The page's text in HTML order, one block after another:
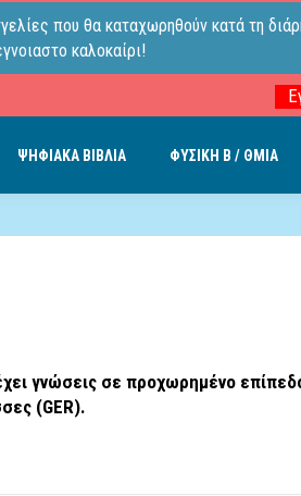
που θα καταχωρηθούν κατά τη
καλοκαίρι!
ΨΗΦΙΑΚΑ ΒΙΒΛΙΑ ΦΥΣΙΚΗ B / ΘΜΙΑ
γνώσεις σε προχωρημένο
(GER).